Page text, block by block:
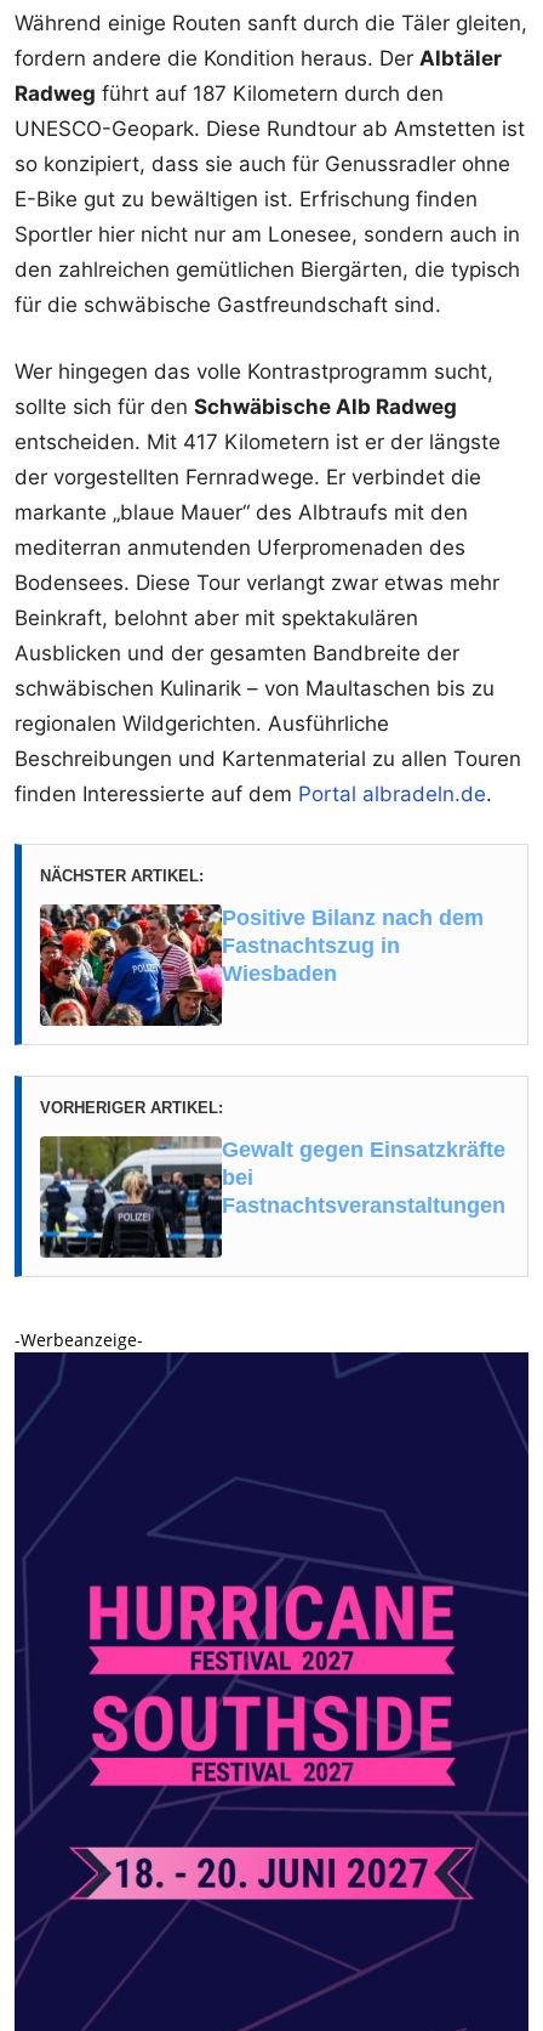
Während einige Routen sanft durch die Täler gleiten,
fordern andere die Kondition heraus. Der Albtäler
Radweg führt auf 187 Kilometern durch den
UNESCO-Geopark. Diese Rundtour ab Amstetten ist
so konzipiert, dass sie auch für Genussradler ohne
E-Bike gut zu bewältigen ist. Erfrischung finden
Sportler hier nicht nur am Lonesee, sondern auch in
den zahlreichen gemütlichen Biergärten, die typisch
für die schwäbische Gastfreundschaft sind.
Wer hingegen das volle Kontrastprogramm sucht,
sollte sich für den Schwäbische Alb Radweg
entscheiden. Mit 417 Kilometern ist er der längste
der vorgestellten Fernradwege. Er verbindet die
markante „blaue Mauer“ des Albtraufs mit den
mediterran anmutenden Uferpromenaden des
Bodensees. Diese Tour verlangt zwar etwas mehr
Beinkraft, belohnt aber mit spektakulären
Ausblicken und der gesamten Bandbreite der
schwäbischen Kulinarik – von Maultaschen bis zu
regionalen Wildgerichten. Ausführliche
Beschreibungen und Kartenmaterial zu allen Touren
finden Interessierte auf dem Portal albradeln.de.
NÄCHSTER ARTIKEL:
Positive Bilanz nach dem
Fastnachtszug in
Wiesbaden
VORHERIGER ARTIKEL:
Gewalt gegen Einsatzkräfte
bei
Fastnachtsveranstaltungen
-Werbeanzeige-